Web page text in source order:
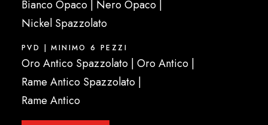
Bianco Opaco | Nero Opaco |
Nickel Spazzolato
PVD | MINIMO 6 PEZZI
Oro Antico Spazzolato | Oro Antico |
Rame Antico Spazzolato |
Rame Antico